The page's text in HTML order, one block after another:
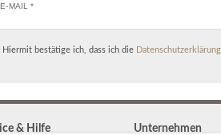
E-MAIL *
Hiermit bestätige ich, dass ich die Daten­schutz­erklärung
& Hilfe Unternehmen